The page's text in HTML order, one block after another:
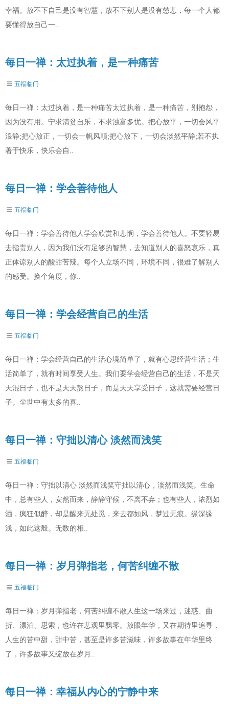
幸福。放不下自己是没有智慧，放不下别人是没有慈悲，每一个人都
要懂得放自己一..
每日一禅：太过执着，是一种痛苦
五福临门
每日一禅：太过执着，是一种痛苦太过执着，是一种痛苦，别抱怨，
因为没有用。宁求清贫自乐，不求浊富多忧。把心放平，一切会风平
浪静;把心放正，一切会一帆风顺;把心放下，一切会淡然平静;若不执
著于快乐，快乐会自..
每日一禅：学会善待他人
五福临门
每日一禅：学会善待他人学会欣赏和悲悯，学会善待他人。不要轻易
去指责别人，因为我们没有足够的智慧，去知道别人的喜怒哀乐，真
正体谅别人的酸甜苦辣。每个人立场不同，环境不同，很难了解别人
的感受。换个角度，你..
每日一禅：学会经营自己的生活
五福临门
每日一禅：学会经营自己的生活心境简单了，就有心思经营生活；生
活简单了，就有时间享受人生。我们要学会经营自己的生活，不是天
天混日子，也不是天天熬日子，而是天天享受日子，这就需要经营日
子。尘世中有太多的喜..
每日一禅：守拙以清心 淡然而浅笑
五福临门
每日一禅：守拙以清心 淡然而浅笑守拙以清心，淡然而浅笑。生命
中，总有些人，安然而来，静静守候，不离不弃；也有些人，浓烈如
酒，疯狂似醉，却是醒来无处觅，来去都如风，梦过无痕。缘深缘
浅，如此这般。无数的相..
每日一禅：岁月弹指老，何苦纠缠不散
五福临门
每日一禅：岁月弹指老，何苦纠缠不散人生这一场来过，迷惑、曲
折、漂泊、思索，也许在悲观里飘零。放眼年华，又在期待里追寻，
人生的苦中甜，甜中苦，甚至是许多苦滋味，许多故事在年华里终
了，许多故事又绽放在岁月..
每日一禅：幸福从内心的宁静中来